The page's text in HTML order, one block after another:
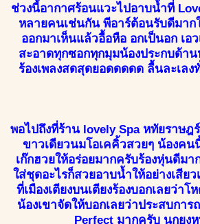
ช่วงนี้อากาศร้อนแวะไปอาบน้ำที่
หลายคนเช่นกัน พีอาร์ต้อนรับดีมาก
ออกมาเห็นแล้วอื้อหือ อกเป็นอก เ
สะอาดทุกซอกทุกมุมน้องประกบด้า
ร้องเพลงสดสุดยอดดดดด ลื้นละเล
พอไปถึงที่ร้าน lovely Spa หทัยราษฎ
ขาวเดียวนมโอเคคิ้วสวยๆ น้องคน
เก๊กฮวยให้อร่อยมากครับร้องหุ่นดีม
ใส่ชุดอะไรก็สวยอาบน้ำให้อย่างเสีย
ที่เมืองเตียงบนเตียงร้องบอกเลยว่า
น้องเขาจัดให้บอกเลยว่าประสบก
Perfect มากครับ นกยูง